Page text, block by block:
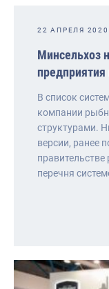
22 АПРЕЛЯ 2020
Минсельхоз
В список
компании
структурами.
версии, ранее
перечня